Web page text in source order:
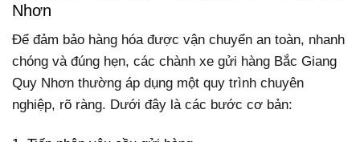
Nhơn
Để đảm bảo hàng hóa được vận chuyển an toàn, nhanh
chóng và đúng hẹn, các chành xe gửi hàng Bắc Giang
Quy Nhơn thường áp dụng một quy trình chuyên
nghiệp, rõ ràng. Dưới đây là các bước cơ bản: